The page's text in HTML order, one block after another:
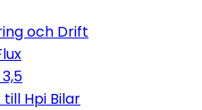
och Drift
Hpi Bilar